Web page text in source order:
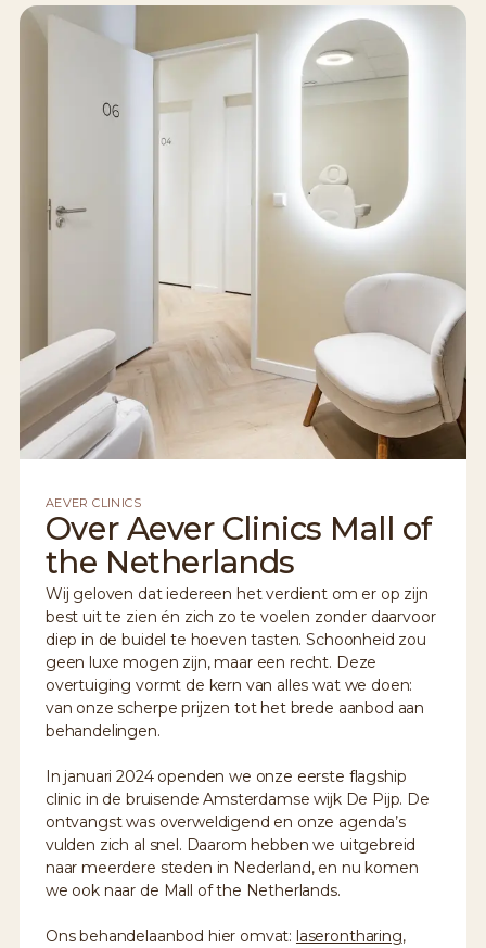
AEVER CLINICS
Over Aever Clinics Mall of
the Netherlands
Wij geloven dat iedereen het verdient om er op zijn
best uit te zien én zich zo te voelen zonder daarvoor
diep in de buidel te hoeven tasten. Schoonheid zou
geen luxe mogen zijn, maar een recht. Deze
overtuiging vormt de kern van alles wat we doen:
van onze scherpe prijzen tot het brede aanbod aan
behandelingen.
In januari 2024 openden we onze eerste flagship
clinic in de bruisende Amsterdamse wijk De Pijp. De
ontvangst was overweldigend en onze agenda’s
vulden zich al snel. Daarom hebben we uitgebreid
naar meerdere steden in Nederland, en nu komen
we ook naar de Mall of the Netherlands.
Ons behandelaanbod hier omvat: laserontharing,